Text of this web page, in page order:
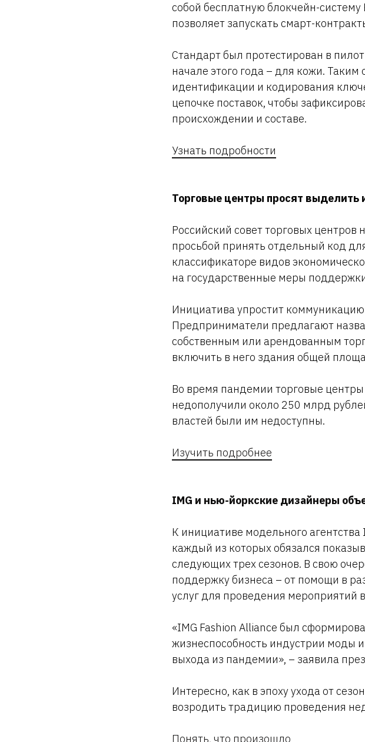
собой бесплатную блокчейн-
позволяет запускать смарт-
Стандарт был протестирован в
начале этого года – для кожи.
идентификации и кодирования
цепочке поставок, чтобы
происхождении и составе.
Узнать подробности
Торговые центры просят выделить
Российский совет торговых
просьбой принять отдельный код
классификаторе видов
на государственные меры
Инициатива упростит
Предприниматели предлагают
собственным или арендованным
включить в него здания общей
Во время пандемии торговые
недополучили около 250 млрд
властей были им недоступны.
Изучить подробнее
IMG и нью-йоркские дизайнеры
К инициативе модельного
каждый из которых обязался
следующих трех сезонов. В свою
поддержку бизнеса – от помощи в
услуг для проведения мероприятий
«IMG Fashion Alliance был
жизнеспособность индустрии моды
выхода из пандемии», – заявила
Интересно, как в эпоху ухода от
возродить традицию проведения
Понять, что произошло